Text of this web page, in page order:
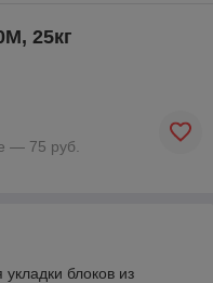
25кг
— 75 руб.
блоков из